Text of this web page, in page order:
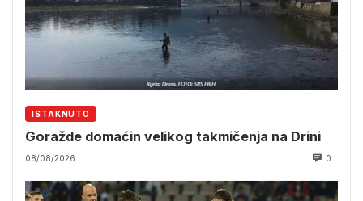
ISTAKNUTO
Goražde domaćin velikog takmičenja na Drini
08/08/2026 0